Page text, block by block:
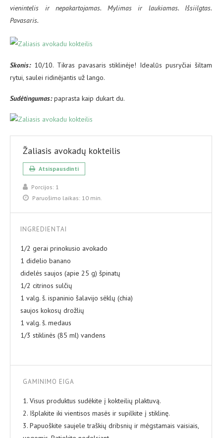
vienintelis ir nepakartojamas. Mylimas ir laukiamas. Išsiilgtas.
Pavasaris.
Skonis:10/10. Tikras pavasaris stiklinėje! Idealūs pusryčiai šiltam
rytui, saulei ridinėjantis už lango.
Sudėtingumas:paprasta kaip dukart du.
Žaliasis avokadų kokteilis
Atsispausdinti
Porcijos: 1
Paruošimo laikas: 10 min.
INGREDIENTAI
1/2 gerai prinokusio avokado
1 didelio banano
didelės saujos (apie 25 g) špinatų
1/2 citrinos sulčių
1 valg. š. ispaninio šalavijo sėklų (chia)
saujos kokosų drožlių
1 valg. š. medaus
1/3 stiklinės (85 ml) vandens
GAMINIMO EIGA
1. Visus produktus sudėkite į kokteilių plaktuvą.
2. Išplakite iki vientisos masės ir supilkite į stiklinę.
3. Papuoškite saujele traškių dribsnių ir mėgstamais vaisiais,